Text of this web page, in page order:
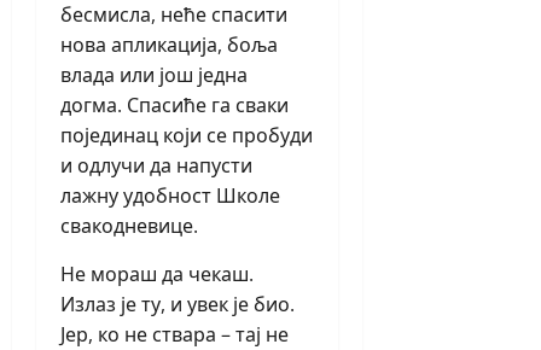
бесмисла, неће спасити
нова апликација, боља
влада или још једна
догма. Спасиће га сваки
појединац који се пробуди
и одлучи да напусти
лажну удобност Школе
свакодневице.
Не мораш да чекаш.
Излаз је ту, и увек је био.
Јер, ко не ствара – тај не